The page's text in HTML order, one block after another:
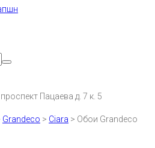
Пацаева д. 7 к. 5
Grandeco > Ciara > Обои Grandeco